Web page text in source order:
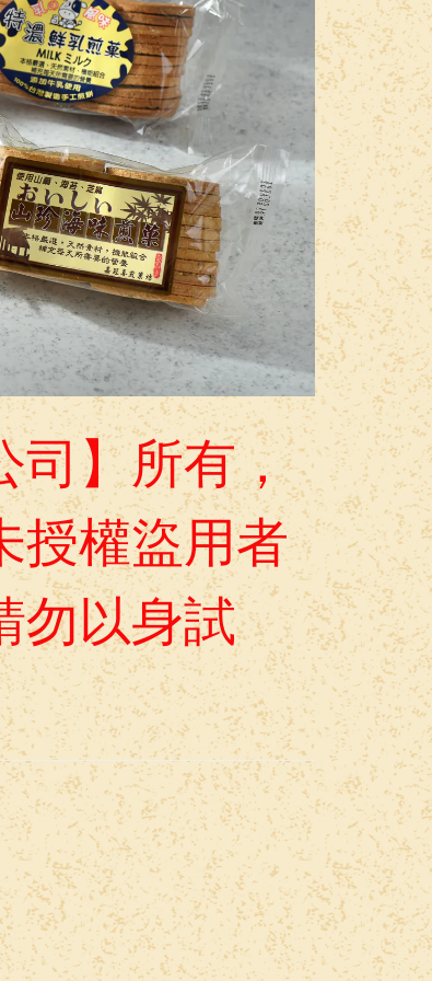
司】所有，
授權盜用者
勿以身試